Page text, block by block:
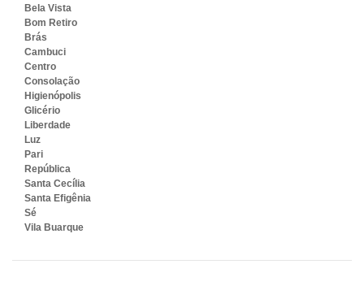
Bela Vista
Bom Retiro
Brás
Cambuci
Centro
Consolação
Higienópolis
Glicério
Liberdade
Luz
Pari
República
Santa Cecília
Santa Efigênia
Sé
Vila Buarque